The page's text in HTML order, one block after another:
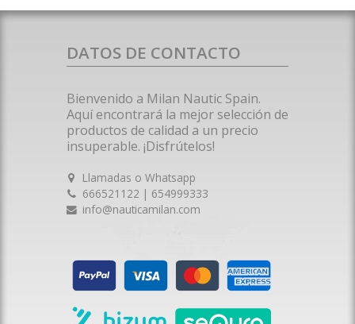
DATOS DE CONTACTO
Bienvenido a Milan Nautic Spain.
Aquí encontrará la mejor selección de
productos de calidad a un precio
insuperable. ¡Disfrútelos!
Llamadas o Whatsapp
666521122 | 654999333
info@nauticamilan.com